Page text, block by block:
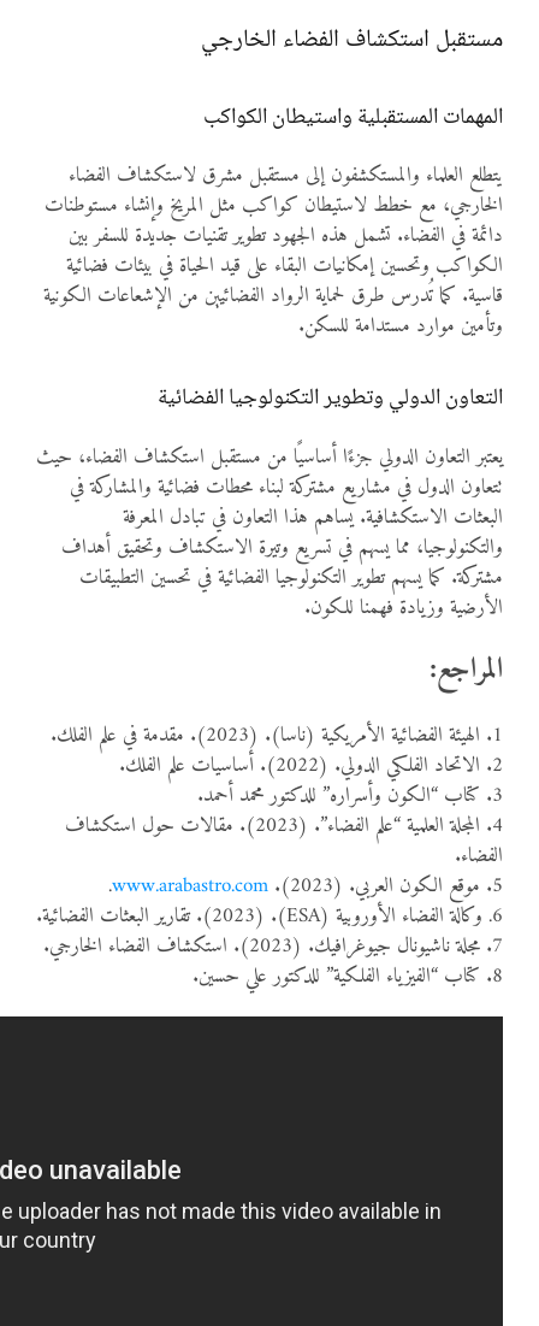
مستقبل استكشاف الفضاء الخارجي
المهمات المستقبلية واستيطان الكواكب
يتطلع العلماء والمستكشفون إلى مستقبل مشرق لاستكشاف الفضاء
الخارجي، مع خطط لاستيطان كواكب مثل المريخ وإنشاء مستوطنات
دائمة في الفضاء. تشمل هذه الجهود تطوير تقنيات جديدة للسفر بين
الكواكب وتحسين إمكانيات البقاء على قيد الحياة في بيئات فضائية
قاسية. كما تُدرس طرق لحماية الرواد الفضائيين من الإشعاعات الكونية
وتأمين موارد مستدامة للسكن.
التعاون الدولي وتطوير التكنولوجيا الفضائية
يعتبر التعاون الدولي جزءًا أساسيًا من مستقبل استكشاف الفضاء، حيث
تتعاون الدول في مشاريع مشتركة لبناء محطات فضائية والمشاركة في
البعثات الاستكشافية. يساهم هذا التعاون في تبادل المعرفة
والتكنولوجيا، مما يسهم في تسريع وتيرة الاستكشاف وتحقيق أهداف
مشتركة. كما يسهم تطوير التكنولوجيا الفضائية في تحسين التطبيقات
الأرضية وزيادة فهمنا للكون.
المراجع:
1. الهيئة الفضائية الأمريكية (ناسا). (2023). مقدمة في علم الفلك.
2. الاتحاد الفلكي الدولي. (2022). أساسيات علم الفلك.
3. كتاب “الكون وأسراره” للدكتور محمد أحمد.
4. المجلة العلمية “علم الفضاء”. (2023). مقالات حول استكشاف
الفضاء.
5. موقع الكون العربي. (2023).
www.arabastro.com
.
6. وكالة الفضاء الأوروبية (ESA). (2023). تقارير البعثات الفضائية.
7. مجلة ناشيونال جيوغرافيك. (2023). استكشاف الفضاء الخارجي.
8. كتاب “الفيزياء الفلكية” للدكتور علي حسين.